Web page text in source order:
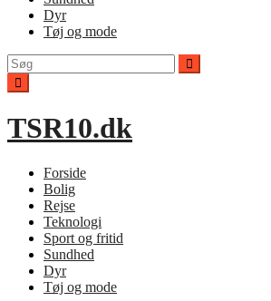
Dyr
Tøj og mode
Søg
efter:
TSR10.dk
Forside
Bolig
Rejse
Teknologi
Sport og fritid
Sundhed
Dyr
Tøj og mode